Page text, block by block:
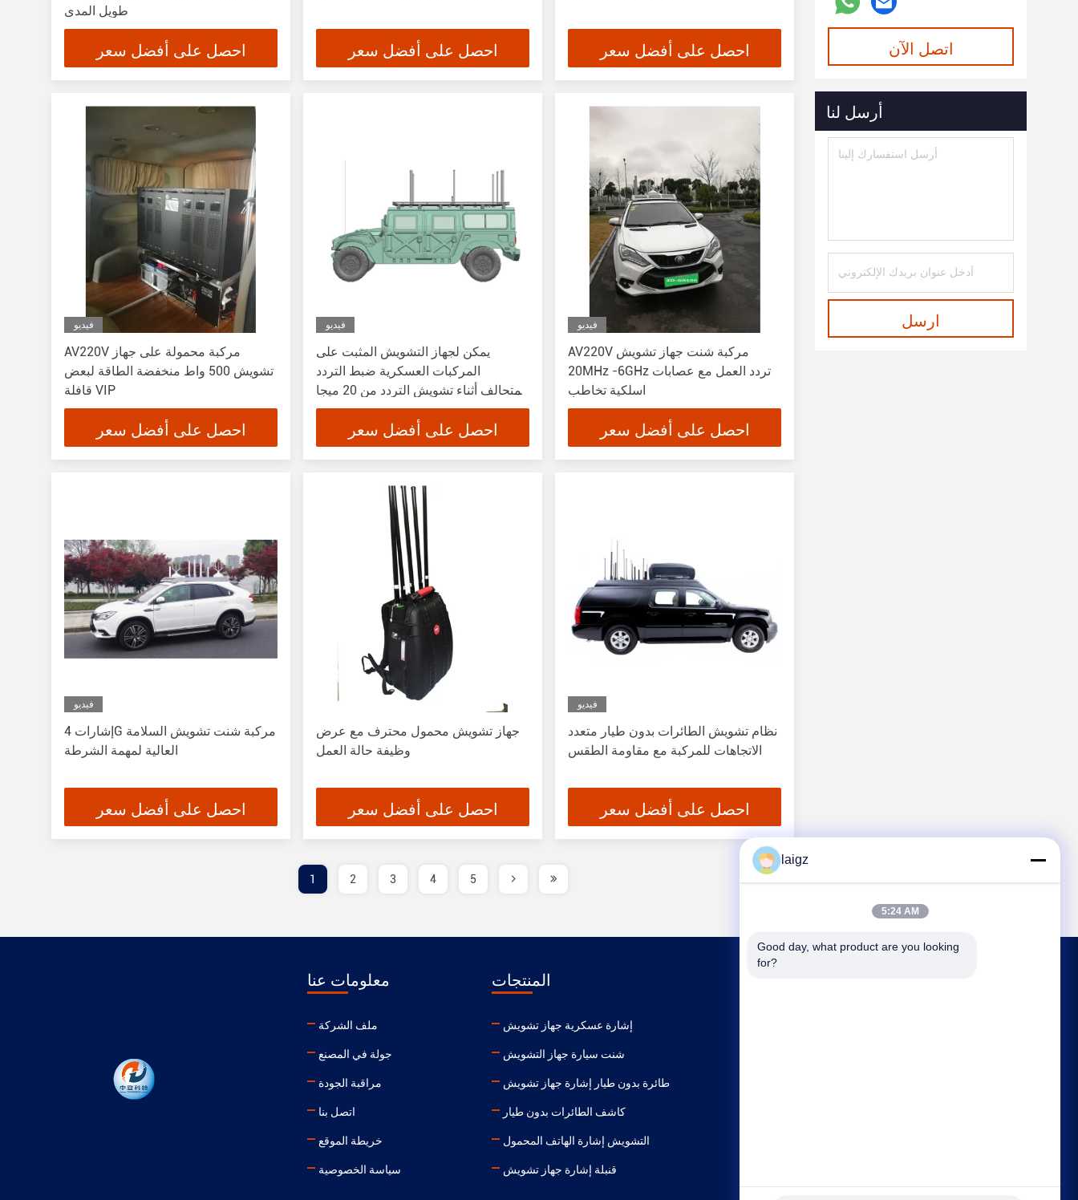
طويل المدى
احصل على أفضل سعر احصل على أفضل سعر احصل على أفضل سعر
فيديو
AV220V مركبة محمولة على جهاز
تشويش 500 واط منخفضة الطاقة لبعض
قافلة VIP
احصل على أفضل سعر
فيديو
يمكن لجهاز التشويش المثبت على
المركبات العسكرية ضبط التردد
المتحالف أثناء تشويش التردد من 20 ميجا
هرتز إلى 6000 ميجا هرتز
احصل على أفضل سعر
فيديو
AV220V مركبة شنت جهاز تشويش
20MHz -6GHz تردد العمل مع عصابات
اسلكية تخاطب
احصل على أفضل سعر
فيديو
إشارات 4G مركبة شنت تشويش السلامة
العالية لمهمة الشرطة
احصل على أفضل سعر
جهاز تشويش محمول محترف مع عرض
وظيفة حالة العمل
احصل على أفضل سعر
فيديو
نظام تشويش الطائرات بدون طيار متعدد
الاتجاهات للمركبة مع مقاومة الطقس
احصل على أفضل سعر
رادار المراقبة(8)
طائرة بدون طيار متعددة
اتصل الآن
أرسل لنا
ارسل
1 2 3 4 5
معلومات عنا
ملف الشركة
جولة في المصنع
مراقبة الجودة
اتصل بنا
خريطة الموقع
سياسة الخصوصية
المنتجات
إشارة عسكرية جهاز تشويش
شنت سيارة جهاز التشويش
طائرة بدون طيار إشارة جهاز تشويش
كاشف الطائرات بدون طيار
التشويش إشارة الهاتف المحمول
قنبلة إشارة جهاز تشويش
laigz
5:24 AM
Good day, what product are you looking
for?